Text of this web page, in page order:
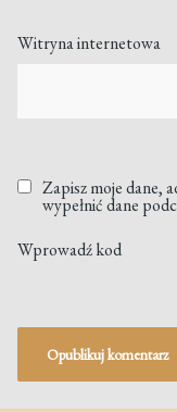
Witryna internetowa
Zapisz moje dane,
wypełnić dane
Wprowadź kod